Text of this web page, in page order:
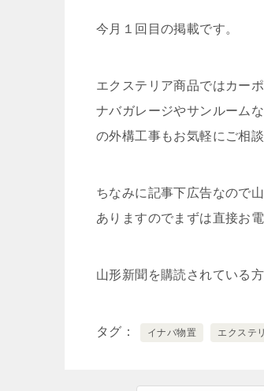
今月１回目の掲載です。
エクステリア商品ではカー
ナバガレージやサンルーム
の外構工事もお気軽にご相談
ちなみに記事下広告なので
ありますのでまずは直接お
山形新聞を購読されている
タグ イナバ物置 エクステ